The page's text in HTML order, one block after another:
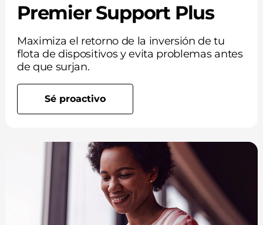
Premier Support Plus
Maximiza el retorno de la inversión de tu
flota de dispositivos y evita problemas antes
de que surjan.
Sé proactivo